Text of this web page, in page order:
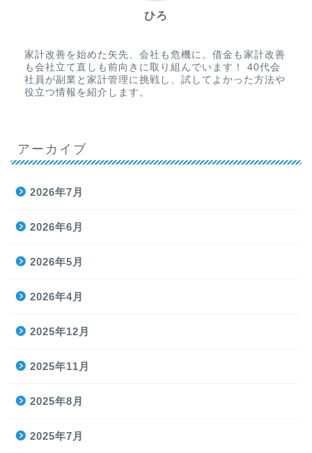
ひろ
家計改善を始めた矢先、会社も危機に。借金も家計改善
も会社立て直しも前向きに取り組んでいます！ 40代会
社員が副業と家計管理に挑戦し、試してよかった方法や
役立つ情報を紹介します。
アーカイブ
2026年7月
2026年6月
2026年5月
2026年4月
2025年12月
2025年11月
2025年8月
2025年7月